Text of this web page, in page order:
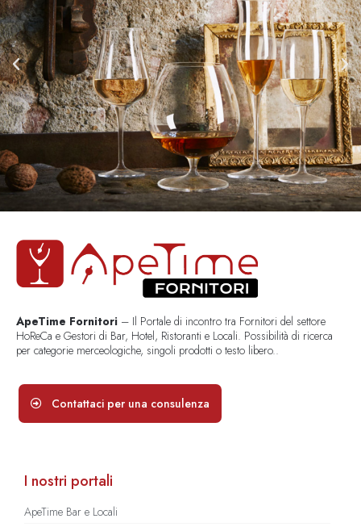
ApeTime Fornitori – Il Portale di incontro tra Fornitori del settore
HoReCa e Gestori di Bar, Hotel, Ristoranti e Locali. Possibilità di ricerca
per categorie merceologiche, singoli prodotti o testo libero..
Contattaci per una consulenza
I nostri portali
ApeTime Bar e Locali